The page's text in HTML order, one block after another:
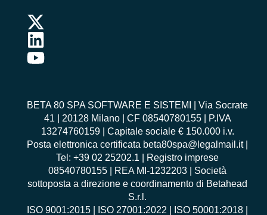
BETA 80 SPA SOFTWARE E SISTEMI | Via Socrate
41 | 20128 Milano | CF 08540780155 | P.IVA
13274760159 | Capitale sociale € 150.000 i.v.
Posta elettronica certificata beta80spa@legalmail.it |
Tel: +39 02 25202.1 | Registro imprese
08540780155 | REA MI-1232203 | Società
sottoposta a direzione e coordinamento di Betahead
S.r.l.
ISO 9001:2015
ISO 27001:2022 ISO 50001:2018